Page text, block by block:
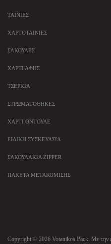
ΤΑΙΝΊΕΣ
ΧΑΡΤΟΤΑΙΝΊΕΣ
ΣΑΚΟΎΛΕΣ
ΧΑΡΤΊ ΑΦΉΣ
ΤΣΈΡΚΙΑ
ΣΤΡΩΜΑΤΟΘΉΚΕΣ
ΧΑΡΤΊ ΟΝΤΟΥΛΈ
ΕΙΔΙΚΉ ΣΥΣΚΕΥΑΣΊΑ
ΣΑΚΟΥΛΆΚΙΑ ZIPPER
ΠΑΚΈΤΑ ΜΕΤΑΚΌΜΙΣΗΣ
Copyright © 2026 Votanikos Pack. Με την